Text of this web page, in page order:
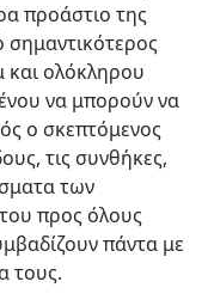
προάστιο της
σημαντικότερος
και ολόκληρου
να μπορούν να
ο σκεπτόμενος
τις συνθήκες,
των
προς όλους
πάντα με
τους.